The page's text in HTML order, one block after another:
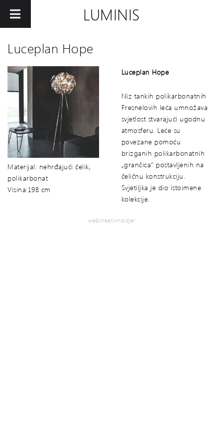
LUMINIS
Luceplan Hope
Materijal: nehrđajući čelik,
polikarbonat
Visina:198 cm
Luceplan Hope
Niz tankih polikarbonatnih
Fresnelovih leća umnožava
svjetlost stvarajući ugodnu
atmosferu. Leće su
povezane pomoću
brizganih polikarbonatnih
„grančica“ postavljenih na
čeličnu konstrukciju.
Svjetiljka je dio istoimene
kolekcije.
webkreativniodjel